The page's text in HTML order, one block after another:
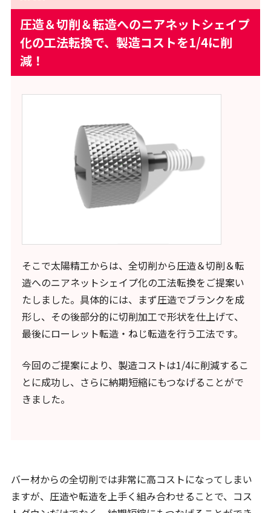
圧造＆切削＆転造へのニアネットシェイプ
化の工法転換で、製造コストを1/4に削
減！
そこで太陽精工からは、全切削から圧造＆切削＆転
造へのニアネットシェイプ化の工法転換をご提案い
たしました。具体的には、まず圧造でブランクを成
形し、その後部分的に切削加工で形状を仕上げて、
最後にローレット転造・ねじ転造を行う工法です。
今回のご提案により、製造コストは1/4に削減するこ
とに成功し、さらに納期短縮にもつなげることがで
きました。
バー材からの全切削では非常に高コストになってしまい
ますが、圧造や転造を上手く組み合わせることで、コス